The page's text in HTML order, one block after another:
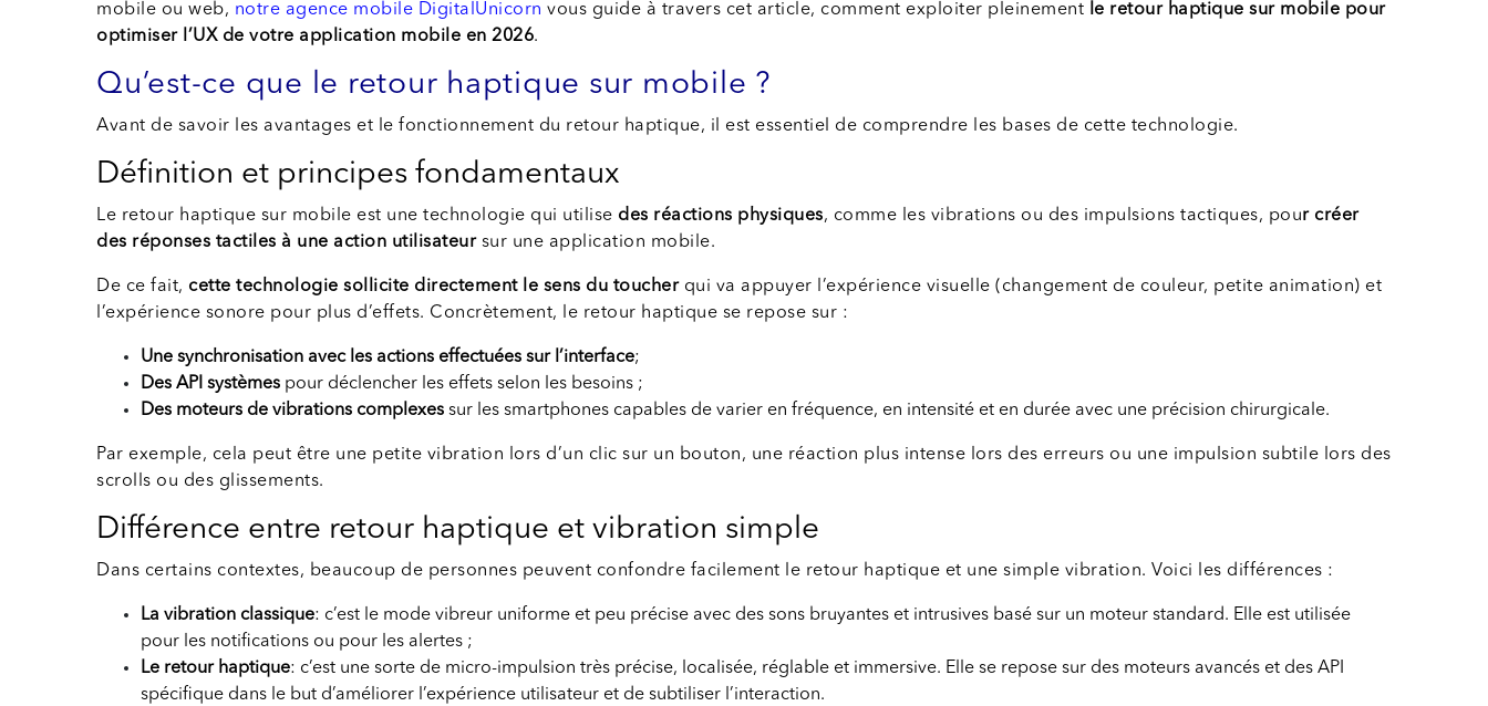
mobile ou web, notre agence mobile DigitalUnicorn vous guide à travers cet article, comment exploiter pleinement
le retour haptique sur mobile pour
optimiser l’UX de votre application mobile en 2026.
Qu’est-ce que le retour haptique sur mobile ?
Avant de savoir les avantages et le fonctionnement du retour haptique, il est essentiel de comprendre les bases de cette technologie.
Définition et principes fondamentaux
Le retour haptique sur mobile est une technologie qui utilise des réactions physiques, comme les vibrations ou des impulsions tactiques, pour créer
des réponses tactiles à une action utilisateursur une application mobile.
De ce fait, cette technologie sollicite directement le sens du toucherqui va appuyer l’expérience visuelle (changement de couleur, petite animation) et
l’expérience sonore pour plus d’effets. Concrètement, le retour haptique se repose sur :
Une synchronisation avec les actions effectuées sur l’interface;
Des API systèmes pour déclencher les effets selon les besoins ;
Des moteurs de vibrations complexes sur les smartphones capables de varier en fréquence, en intensité et en durée avec une précision chirurgicale.
Par exemple, cela peut être une petite vibration lors d’un clic sur un bouton, une réaction plus intense lors des erreurs ou une impulsion subtile lors des
scrolls ou des glissements.
Différence entre retour haptique et vibration simple
Dans certains contextes, beaucoup de personnes peuvent confondre facilement le retour haptique et une simple vibration. Voici les différences :
La vibration classique: c’est le mode vibreur uniforme et peu précise avec des sons bruyantes et intrusives basé sur un moteur standard. Elle est utilisée
pour les notifications ou pour les alertes ;
Le retour haptique: c’est une sorte de micro-impulsion très précise, localisée, réglable et immersive. Elle se repose sur des moteurs avancés et des API
spécifique dans le but d’améliorer l’expérience utilisateur et de subtiliser l’interaction.